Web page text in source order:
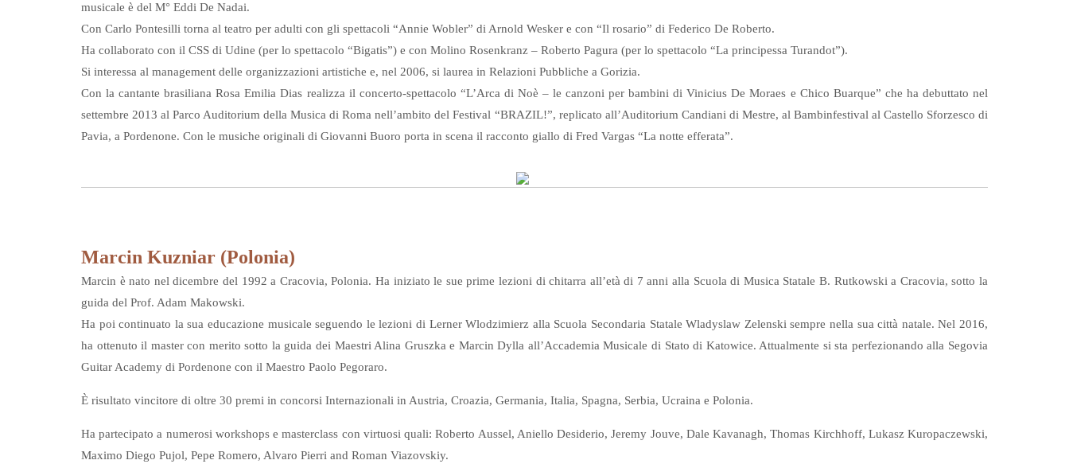
musicale è del M° Eddi De Nadai.
Con Carlo Pontesilli torna al teatro per adulti con gli spettacoli “Annie Wobler” di Arnold Wesker e con “Il rosario” di Federico De Roberto.
Ha collaborato con il CSS di Udine (per lo spettacolo “Bigatis”) e con Molino Rosenkranz – Roberto Pagura (per lo spettacolo “La principessa Turandot”).
Si interessa al management delle organizzazioni artistiche e, nel 2006, si laurea in Relazioni Pubbliche a Gorizia.
Con la cantante brasiliana Rosa Emilia Dias realizza il concerto-spettacolo “L’Arca di Noè – le canzoni per bambini di Vinicius De Moraes e Chico Buarque” che ha debuttato nel
settembre 2013 al Parco Auditorium della Musica di Roma nell’ambito del Festival “BRAZIL!”, replicato all’Auditorium Candiani di Mestre, al Bambinfestival al Castello Sforzesco di
Pavia, a Pordenone. Con le musiche originali di Giovanni Buoro porta in scena il racconto giallo di Fred Vargas “La notte efferata”.
Marcin Kuzniar (Polonia)
Marcin è nato nel dicembre del 1992 a Cracovia, Polonia. Ha iniziato le sue prime lezioni di chitarra all’età di 7 anni alla Scuola di Musica Statale B. Rutkowski a Cracovia, sotto la
guida del Prof. Adam Makowski.
Ha poi continuato la sua educazione musicale seguendo le lezioni di Lerner Wlodzimierz alla Scuola Secondaria Statale Wladyslaw Zelenski sempre nella sua città natale. Nel 2016,
ha ottenuto il master con merito sotto la guida dei Maestri Alina Gruszka e Marcin Dylla all’Accademia Musicale di Stato di Katowice. Attualmente si sta perfezionando alla Segovia
Guitar Academy di Pordenone con il Maestro Paolo Pegoraro.
È risultato vincitore di oltre 30 premi in concorsi Internazionali in Austria, Croazia, Germania, Italia, Spagna, Serbia, Ucraina e Polonia.
Ha partecipato a numerosi workshops e masterclass con virtuosi quali: Roberto Aussel, Aniello Desiderio, Jeremy Jouve, Dale Kavanagh, Thomas Kirchhoff, Lukasz Kuropaczewski,
Maximo Diego Pujol, Pepe Romero, Alvaro Pierri and Roman Viazovskiy.